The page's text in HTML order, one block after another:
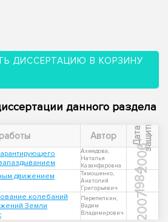
ДИССЕРТАЦИЮ В КОРЗИНУ
данного раздела
Автор Д
а
т
а
з
а
щ
и
ты
Ахмедова,
Наталья
Казанфаровна
2006
движением
Тимошенко,
Анатолий
Григорьевич
1984
колебаний
Земли
Перепелкин,
Вадим
Владимирович
2007